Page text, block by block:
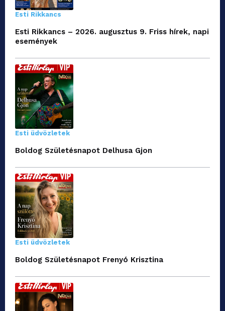
Esti Rikkancs
Esti Rikkancs – 2026. augusztus 9. Friss hírek, napi
események
Esti üdvözletek
Boldog Születésnapot Delhusa Gjon
Esti üdvözletek
Boldog Születésnapot Frenyó Krisztina